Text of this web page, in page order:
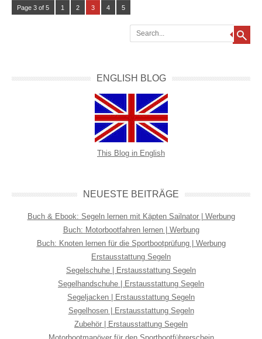
Page 3 of 5 1 2 3 4 5
Search
ENGLISH BLOG
This Blog in English
NEUESTE BEITRÄGE
Buch & Ebook: Segeln lernen mit Käpten Sailnator | Werbung
Buch: Motorbootfahren lernen | Werbung
Buch: Knoten lernen für die Sportbootprüfung | Werbung
Erstausstattung Segeln
Segelschuhe | Erstausstattung Segeln
Segelhandschuhe | Erstausstattung Segeln
Segeljacken | Erstausstattung Segeln
Segelhosen | Erstausstattung Segeln
Zubehör | Erstausstattung Segeln